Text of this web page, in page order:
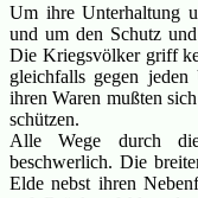
Um ihre Unterhaltung
und um den Schutz
Die Kriegsvölker griff
gleichfalls gegen
ihren Waren mußten
schützen.
Alle Wege durch
beschwerlich. Die
Elde nebst ihren